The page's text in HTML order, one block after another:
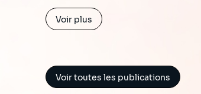
Voir plus
Voir toutes les publications